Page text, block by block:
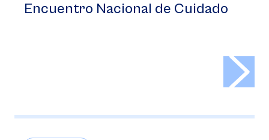
Encuentro Nacional de Cuidado